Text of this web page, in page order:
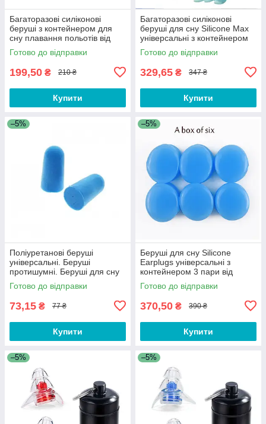
Багаторазові силіконові
беруші з контейнером для
сну плавання польотів від
шуму та води. Беруші для сну
CV8B
Готово до відправки
199,50 ₴ 210 ₴
Купити
Багаторазові силіконові
беруші для сну Silicone Max
універсальні з контейнером
від шуму та води Light Green
Готово до відправки
329,65 ₴ 347 ₴
Купити
–5%
Поліуретанові беруші
універсальні. Беруші
протишумні. Беруші для сну
Готово до відправки
73,15 ₴ 77 ₴
Купити
–5%
Беруші для сну Silicone
Earplugs універсальні з
контейнером 3 пари від
шуму, води та пилу. Беруші
від шуму
Готово до відправки
370,50 ₴ 390 ₴
Купити
–5% –5%